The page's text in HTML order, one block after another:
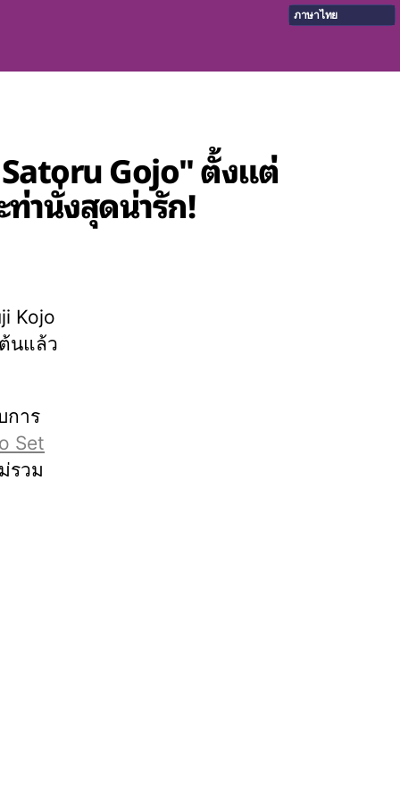
ภาษาไทย
Gojo" ตั้งแต่
านั่งสุดน่ารัก!
Kojo
นแล้ว
การ
Set
รวม